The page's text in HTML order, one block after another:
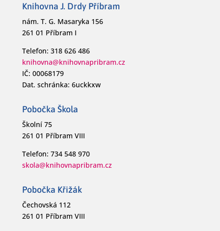
Knihovna J. Drdy Příbram
nám. T. G. Masaryka 156
261 01 Příbram I
Telefon: 318 626 486
knihovna@knihovnapribram.cz
IČ: 00068179
Dat. schránka: 6uckkxw
Pobočka Škola
Školní 75
261 01 Příbram VIII
Telefon: 734 548 970
skola@knihovnapribram.cz
Pobočka Křižák
Čechovská 112
261 01 Příbram VIII